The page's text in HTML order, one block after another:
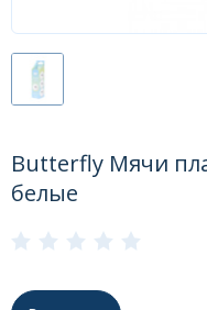
Butterfly Мячи
белые